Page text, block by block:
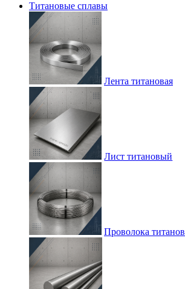
Титановые сплавы
Лента титановая
Лист титановый
Проволока